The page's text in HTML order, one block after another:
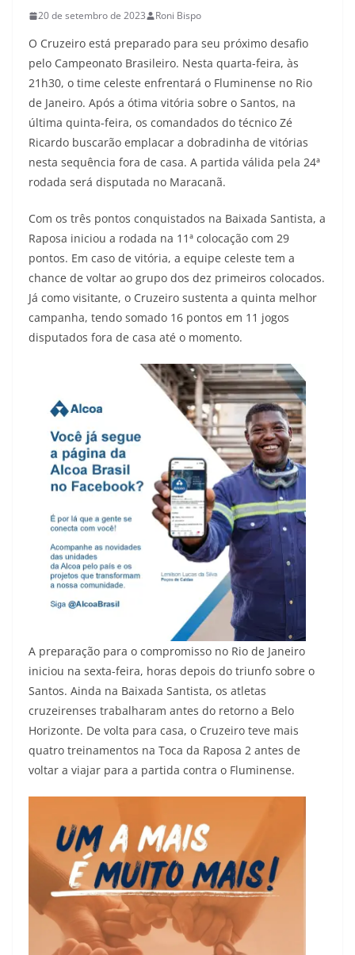
20 de setembro de 2023 Roni Bispo
O Cruzeiro está preparado para seu próximo desafio
pelo Campeonato Brasileiro. Nesta quarta-feira, às
21h30, o time celeste enfrentará o Fluminense no Rio
de Janeiro. Após a ótima vitória sobre o Santos, na
última quinta-feira, os comandados do técnico Zé
Ricardo buscarão emplacar a dobradinha de vitórias
nesta sequência fora de casa. A partida válida pela 24ª
rodada será disputada no Maracanã.
Com os três pontos conquistados na Baixada Santista, a
Raposa iniciou a rodada na 11ª colocação com 29
pontos. Em caso de vitória, a equipe celeste tem a
chance de voltar ao grupo dos dez primeiros colocados.
Já como visitante, o Cruzeiro sustenta a quinta melhor
campanha, tendo somado 16 pontos em 11 jogos
disputados fora de casa até o momento.
A preparação para o compromisso no Rio de Janeiro
iniciou na sexta-feira, horas depois do triunfo sobre o
Santos. Ainda na Baixada Santista, os atletas
cruzeirenses trabalharam antes do retorno a Belo
Horizonte. De volta para casa, o Cruzeiro teve mais
quatro treinamentos na Toca da Raposa 2 antes de
voltar a viajar para a partida contra o Fluminense.